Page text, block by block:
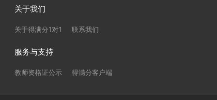
关于我们
关于得满分1对1 联系我们
服务与支持
教师资格证公示 得满分客户端